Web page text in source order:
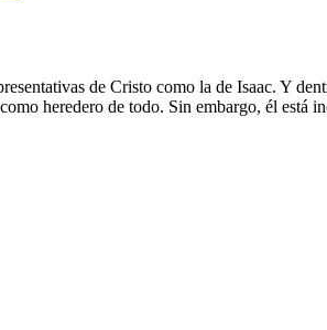
de Cristo como la de Isaac. Y
heredero de todo. Sin embargo, él está